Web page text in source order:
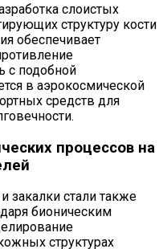
слоистых
структуру кости
обеспечивает
с подобной
в аэрокосмической
средств для
процессов на
закалки стали также
бионическим
структурах